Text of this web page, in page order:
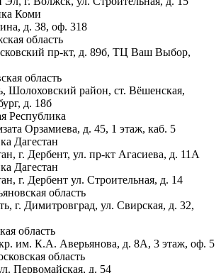
Коми
д. 38, оф. 318
область
пр-кт, д. 89б, ТЦ Ваш Выбор,
область
Шолоховский район, ст. Вёшенская,
д. 18б
Республика
Орзамиева, д. 45, 1 этаж, каб. 5
Дагестан
г. Дербент, ул. пр-кт Агасиева, д. 11А
Дагестан
г. Дербент ул. Строительная, д. 14
область
г. Димитровград, ул. Свирская, д. 32,
область
им. К.А. Аверьянова, д. 8А, 3 этаж, оф. 5
область
Первомайская, д. 54